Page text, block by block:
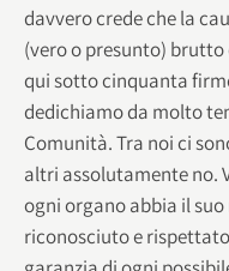
davvero crede che la
(vero o presunto)
qui sotto cinquanta
dedichiamo da molto
Comunità. Tra noi ci
altri assolutamente no.
ogni organo abbia il
riconosciuto e